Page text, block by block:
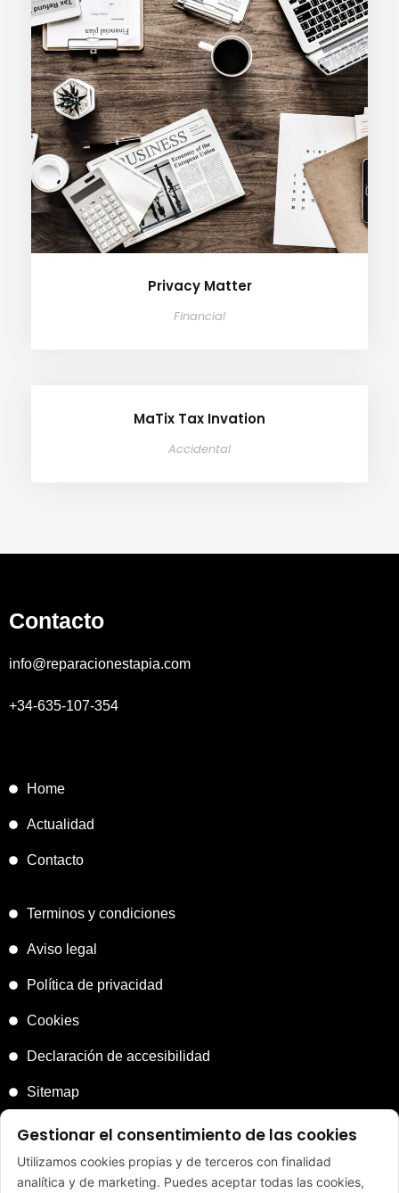
Privacy Matter
Financial
MaTix Tax Invation
Accidental
Contacto
info@reparacionestapia.com
+34-635-107-354
Home
Actualidad
Contacto
Terminos y condiciones
Aviso legal
Política de privacidad
Cookies
Declaración de accesibilidad
Sitemap
Gestionar el consentimiento de las cookies
Utilizamos cookies propias y de terceros con finalidad
analítica y de marketing. Puedes aceptar todas las cookies,